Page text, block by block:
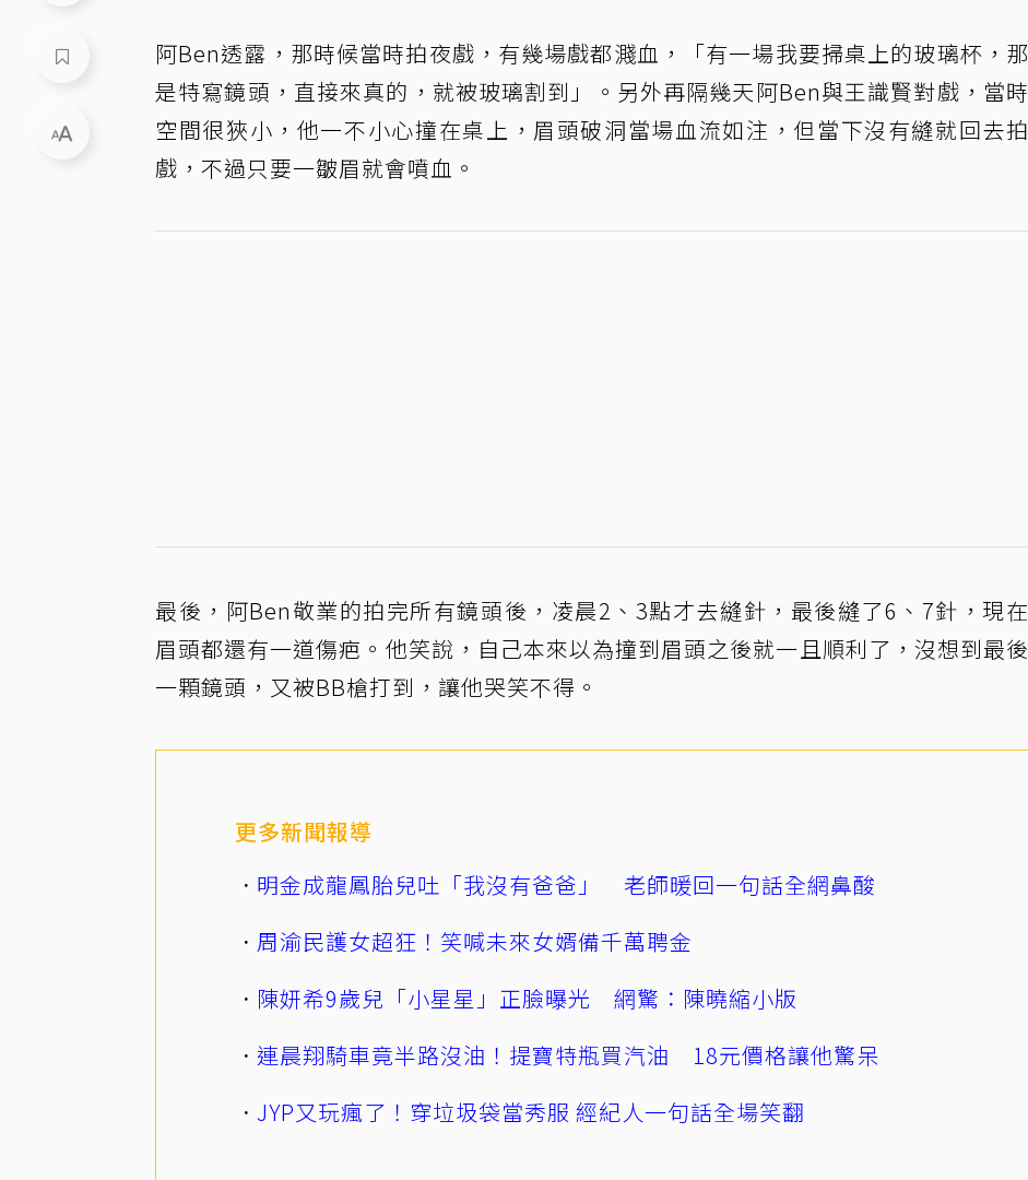
阿Ben透露，那時候當時拍夜戲，有幾場戲都濺血，「有一場我要掃桌上的玻璃杯，那
是特寫鏡頭，直接來真的，就被玻璃割到」。另外再隔幾天阿Ben與王識賢對戲，當時
空間很狹小，他一不小心撞在桌上，眉頭破洞當場血流如注，但當下沒有縫就回去拍
戲，不過只要一皺眉就會噴血。
最後，阿Ben敬業的拍完所有鏡頭後，凌晨2、3點才去縫針，最後縫了6、7針，現在
眉頭都還有一道傷疤。他笑說，自己本來以為撞到眉頭之後就一且順利了，沒想到最後
一顆鏡頭，又被BB槍打到，讓他哭笑不得。
更多新聞報導
明金成龍鳳胎兒吐「我沒有爸爸」 老師暖回一句話全網鼻酸
周渝民護女超狂！笑喊未來女婿備千萬聘金
陳妍希9歲兒「小星星」正臉曝光 網驚：陳曉縮小版
連晨翔騎車竟半路沒油！提寶特瓶買汽油 18元價格讓他驚呆
JYP又玩瘋了！穿垃圾袋當秀服 經紀人一句話全場笑翻